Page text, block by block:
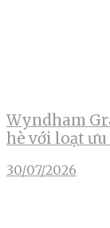
Wyndham
hè với loạt
30/07/2026